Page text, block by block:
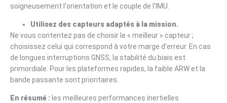
soigneusement l'orientation et le couple de l'IMU.
Utilisez des capteurs adaptés à la mission.
Ne vous contentez pas de choisir le « meilleur » capteur ;
choisissez celui qui correspond à votre marge d’erreur. En cas
de longues interruptions GNSS, la stabilité du biais est
primordiale. Pour les plateformes rapides, la faible ARW et la
bande passante sont prioritaires.
En résumé : les meilleures performances inertielles